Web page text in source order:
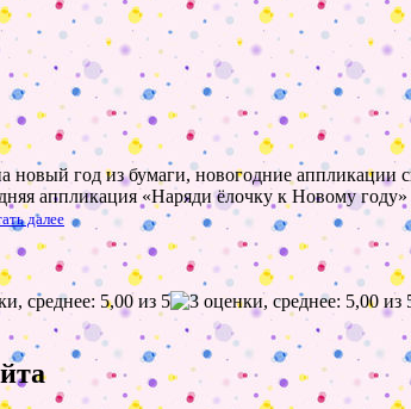
новый год из бумаги, новогодние аппликации
аппликация «Наряди ёлочку к Новому
далее